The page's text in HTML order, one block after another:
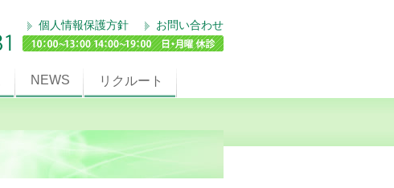
個人情報保護方針 お問い合わせ
NEWS リクルート